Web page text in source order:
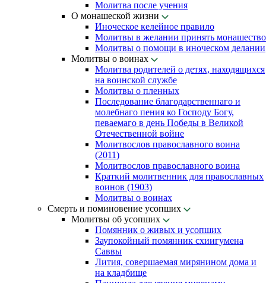
Молитва после учения
О монашеской жизни
Иноческое келейное правило
Молитвы в желании принять монашество
Молитвы о помощи в иноческом делании
Молитвы о воинах
Молитва родителей о детях, находящихся
на воинской службе
Молитвы о пленных
Последование благодарственнаго и
молебнаго пения ко Господу Богу,
певаемаго в день Победы в Великой
Отечественной войне
Молитвослов православного воина
(2011)
Молитвослов православного воина
Краткий молитвенник для православных
воинов (1903)
Молитвы о воинах
Смерть и поминовение усопших
Молитвы об усопших
Помянник о живых и усопших
Заупокойный помянник схиигумена
Саввы
Лития, совершаемая мирянином дома и
на кладбище